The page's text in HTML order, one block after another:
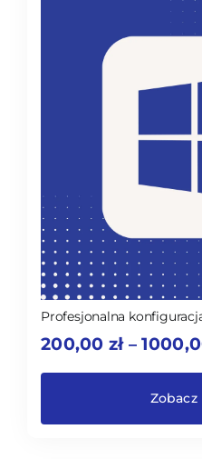
Profesjonalna
200,00zł –